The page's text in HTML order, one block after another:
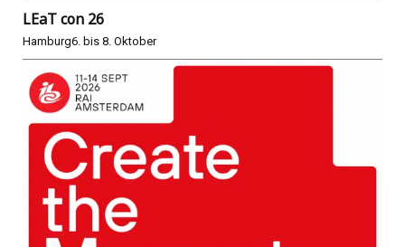
LEaT con 26
Hamburg6. bis 8. Oktober